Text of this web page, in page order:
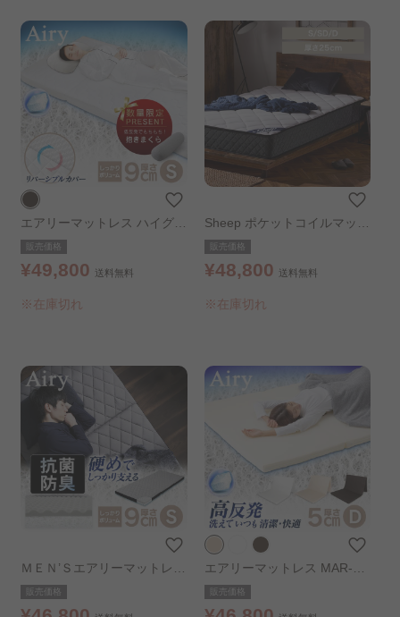
エアリーマットレス ハイグレ
ード HG90-S シングル ブラ
ウン
販売価格
¥49,800 送料無料
※在庫切れ
Sheep ポケットコイルマット
レス 極厚25cm 硬め ダブル
ホワイト
販売価格
¥48,800 送料無料
※在庫切れ
ＭＥＮ’Ｓエアリーマットレス
AMEN90-S
販売価格
エアリーマットレス MAR-D
ダブル ベージュ
販売価格